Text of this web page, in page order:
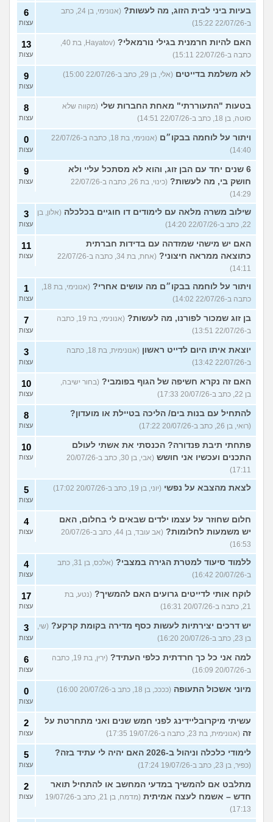
בעיות ביני לבית הזוג, מה לעשות?
(אנונימי, בן 24, כתב
ב-22/07/26 15:22)
6
עצות
האם להיות חרמנית בגילי נורמאלי?
(Hayatov, בת 40,
כתבה ב-22/07/26 15:11)
13
עצות
לא משלמת בדייטים (אלי, בן 29, כתב ב-22/07/26 15:00) 9
עצות
בטעות "התעוררתי" מאחת החברות שלי (מקווה שלא
סוטה, בן 18, כתב ב-22/07/26 14:51)
8
עצות
ויתור על לוחמה בבקו״ם
(אנונימי, בת 18, כתבה ב-22/07/26
14:40)
0
עצות
6 שנים יחד עם הבן זוג, והוא לא מסתכל עליי ולא
חושק בי, מה לעשות?
(כינוי, בת 26, כתבה ב-22/07/26
14:29)
9
עצות
שילוב משרה מלאה עם לימודים דו חוגיים בכלכלה (אלון, בן
22, כתב ב-22/07/26 14:20)
3
עצות
האם יש מישהי שמזדהה עם בדידות חברתית
כתוצאה ממראה חיצוני?
(אחת, בת 34, כתבה ב-22/07/26
14:11)
11
עצות
ויתור על לוחמה בבקו״ם מה עושים אחרי?
(אנונימי, בת 18,
כתבה ב-22/07/26 14:02)
1
עצות
בן זוג שמכור לפורנו, מה לעשות?
(אנונימי, בת 19, כתבה
ב-22/07/26 13:51)
7
עצות
יוצאת איתו היום לדייט ראשון
(אנונימית, בת 18, כתבה
ב-22/07/26 13:42)
3
עצות
האם זה נקרא חשיפה של הגוף בפומבי? (בחור ישיבה,
בן 22, כתב ב-20/07/26 17:33)
10
עצות
להתחיל עם בנות בים/ הליכה בטיילת או מועדון?
(רואי, בן 26, כתב ב-20/07/26 17:22)
8
עצות
פתחתי תיבת פנדורה? הכנסתי את אשתי לעולם
התכנים ועכשיו אני חושש
(אבי, בן 30, כתב ב-20/07/26
17:11)
10
עצות
לצאת מהצבא על נפשי (יוני, בן 19, כתב ב-20/07/26 17:02) 5
עצות
חלום שחוזר על עצמו ילדים שבאים לי בחלום, האם
יש משמעות לחלומות?
(אב עובד, בן 44, כתב ב-20/07/26
16:53)
4
עצות
ללמוד סיעוד למטרת הגירה במצבי?
(אלכס, בן 31, כתב
ב-20/07/26 16:42)
4
עצות
לוקח אותי לדייטים גרועים האם להמשיך? (נטע, בת
21, כתבה ב-20/07/26 16:31)
17
עצות
יש דרכים יצירתיות לעשות כסף מדירה בקומת קרקע? (שי,
בן 23, כתב ב-20/07/26 16:20)
3
עצות
למה אני כל כך חרדתית כלפי העתיד?
(ירין, בת 19, כתבה
ב-20/07/26 16:09)
6
עצות
מיוני אשכול התעופה (ככככ, בן 18, כתב ב-20/07/26 16:00) 0
עצות
עשיתי מיקרובליידינג לפני חמש שנים ואני מתחרטת על
זה (אנונימית, בת 23, כתבה ב-19/07/26 17:35)
2
עצות
לימודי כלכלה וניהול ב-2026 האם יהיה לי עתיד בזה?
(כפיר, בן 23, כתב ב-19/07/26 17:24)
5
עצות
מתלבט אם להמשיך במדעי המחשב או להתחיל תואר
חדש – אשמח לעצה אמיתית
(מדמח, בן 21, כתב ב-19/07/26
17:13)
2
עצות